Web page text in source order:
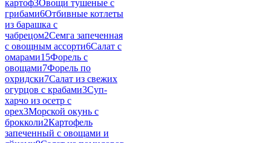
картоф3Овощи тушеные с
грибами6Отбивные котлеты
из барашка с
чабрецом2Семга запеченная
с овощным ассорти6Салат с
омарами15Форель с
овощами7Форель по
охридски7Салат из свежих
огурцов с крабами3Суп-
харчо из осетр с
орех3Морской окунь с
брокколи2Картофель
запеченный с овощами и